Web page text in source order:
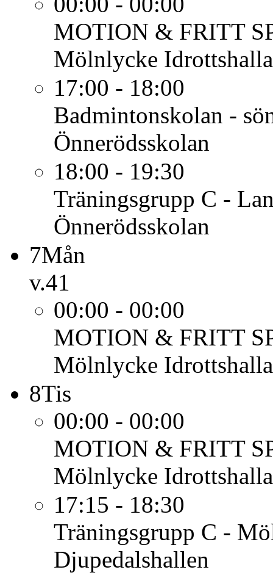
MOTION & FRITT
Mölnlycke
17:00 - 18:00
Badmintonskolan -
Önnerödsskolan
18:00 - 19:30
Träningsgrupp C -
Önnerödsskolan
7Mån
v.41
00:00 - 00:00
MOTION & FRITT
Mölnlycke
8Tis
00:00 - 00:00
MOTION & FRITT
Mölnlycke
17:15 - 18:30
Träningsgrupp C -
Djupedalshallen